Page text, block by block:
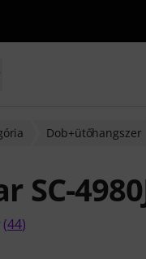
Dob+ütőhangszer
SC-
4.7/5 csillag, összesen
(44)